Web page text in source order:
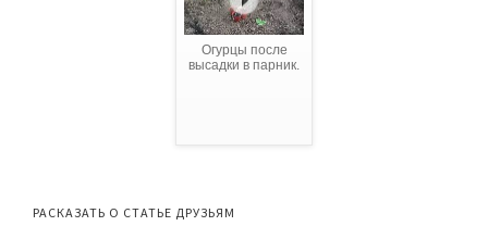
Огурцы после
высадки в парник.
РАСКАЗАТЬ О СТАТЬЕ ДРУЗЬЯМ